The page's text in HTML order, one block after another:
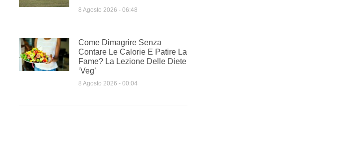
8 Agosto 2026 06:48
Come Dimagrire Senza
Contare Le Calorie E Patire La
Fame? La Lezione Delle Diete
‘veg’
8 Agosto 2026 00:04